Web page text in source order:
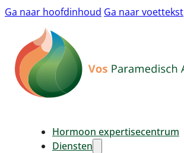
Ga naar hoofdinhoud Ga naar voettekst
Hormoon expertisecentrum
Diensten